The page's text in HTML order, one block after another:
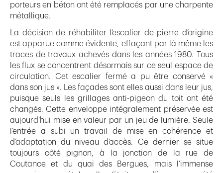
porteurs en béton ont été remplacés par une charpente
métallique.
La décision de réhabiliter l’escalier de pierre d’origine
est apparue comme évidente, effaçant par là même les
traces de travaux achevés dans les années 1980. Tous
les flux se concentrent désormais sur ce seul espace de
circulation. Cet escalier fermé a pu être conservé «
dans son jus ». Les façades sont elles aussi dans leur jus,
puisque seuls les grillages anti-pigeon du toit ont été
changés. Cette enveloppe intégralement préservée est
aujourd’hui mise en valeur par un jeu de lumière. Seule
l’entrée a subi un travail de mise en cohérence et
d’adaptation du niveau d’accès. Ce dernier se situe
toujours côté pignon, à la jonction de la rue de
Coutance et du quai des Bergues, mais l’immense